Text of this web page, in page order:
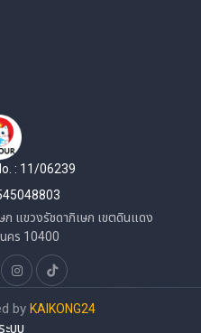
: 11/06239
ก แขวงรัชดาภิเษก เขตดินแดง
คร 10400
by KAIKONG24
ะบบ